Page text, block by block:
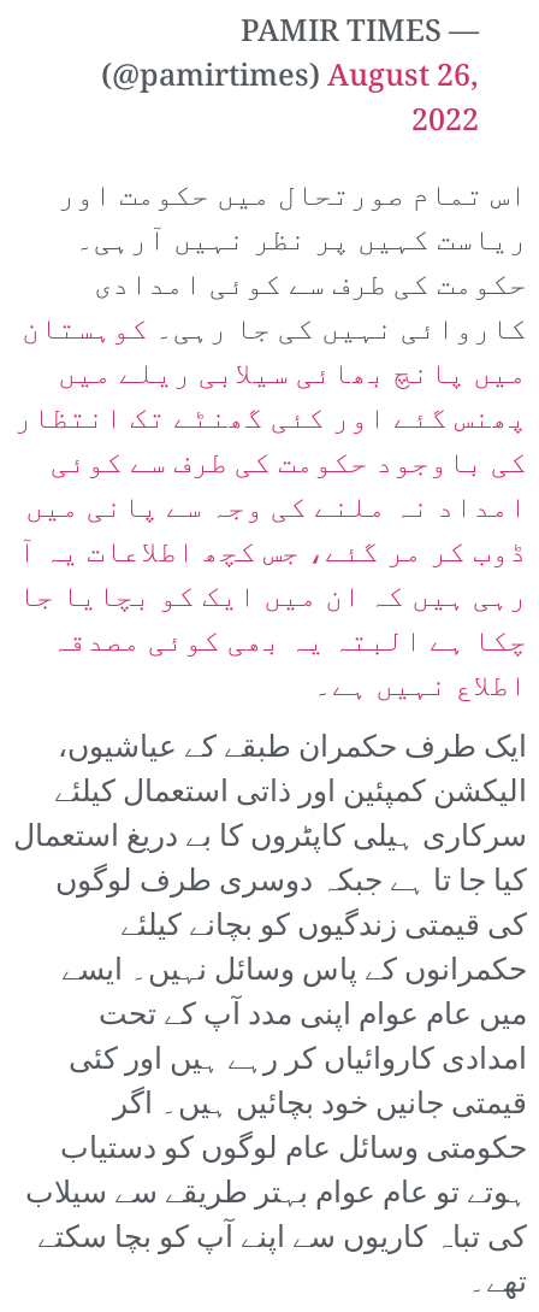
— PAMIR TIMES
(@pamirtimes)August 26,
2022
اس تمام صورتحال میں حکومت اور
ریاست کہیں پر نظر نہیں آرہی۔
حکومت کی طرف سے کوئی امدادی
کاروائی نہیں کی جا رہی۔ کوہستان
میں پانچ بھائی سیلابی ریلے میں
پھنس گئے اور کئی گھنٹے تک انتظار
کی باوجود حکومت کی طرف سے کوئی
امداد نہ ملنے کی وجہ سے پانی میں
ڈوب کر مر گئے، جس کچھ اطلاعات یہ آ
رہی ہیں کہ ان میں ایک کو بچایا جا
چکا ہے البتہ یہ بھی کوئی مصدقہ
اطلاع نہیں ہے۔
ایک طرف حکمران طبقے کے عیاشیوں،
الیکشن کمپئین اور ذاتی استعمال کیلئے
سرکاری ہیلی کاپٹروں کا بے دریغ استعمال
کیا جا تا ہے جبکہ دوسری طرف لوگوں
کی قیمتی زندگیوں کو بچانے کیلئے
حکمرانوں کے پاس وسائل نہیں۔ ایسے
میں عام عوام اپنی مدد آپ کے تحت
امدادی کاروائیاں کر رہے ہیں اور کئی
قیمتی جانیں خود بچائیں ہیں۔ اگر
حکومتی وسائل عام لوگوں کو دستیاب
ہوتے تو عام عوام بہتر طریقے سے سیلاب
کی تباہ کاریوں سے اپنے آپ کو بچا سکتے
تھے۔